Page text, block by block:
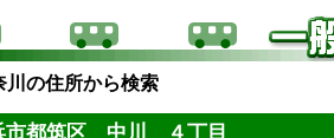
川の住所から検索
都筑区 中川 ４丁目